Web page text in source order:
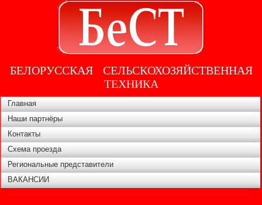
БЕЛОРУССКАЯ СЕЛЬСКОХОЗЯЙСТВЕННАЯ
ТЕХНИКА
Главная
Наши партнёры
Контакты
Схема проезда
Региональные представители
ВАКАНСИИ